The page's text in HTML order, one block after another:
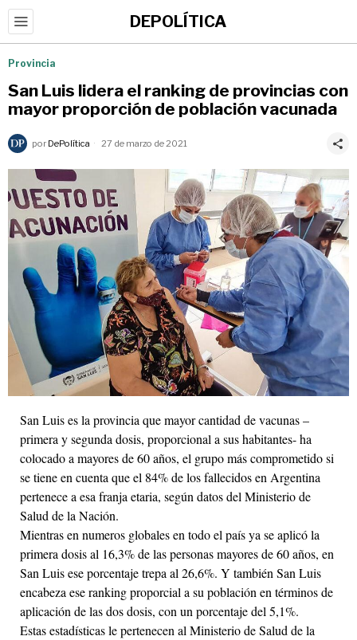
DEPOLÍTICA
Provincia
San Luis lidera el ranking de provincias con
mayor proporción de población vacunada
por DePolítica 27 de marzo de 2021
San Luis es la provincia que mayor cantidad de vacunas –
primera y segunda dosis, proporcional a sus habitantes- ha
colocado a mayores de 60 años, el grupo más comprometido si
se tiene en cuenta que el 84% de los fallecidos en Argentina
pertenece a esa franja etaria, según datos del Ministerio de
Salud de la Nación.
Mientras en numeros globales en todo el país ya se aplicó la
primera dosis al 16,3% de las personas mayores de 60 años, en
San Luis ese porcentaje trepa al 26,6%. Y también San Luis
encabeza ese ranking proporcial a su población en términos de
aplicación de las dos dosis, con un porcentaje del 5,1%.
Estas estadísticas le pertenecen al Ministerio de Salud de la